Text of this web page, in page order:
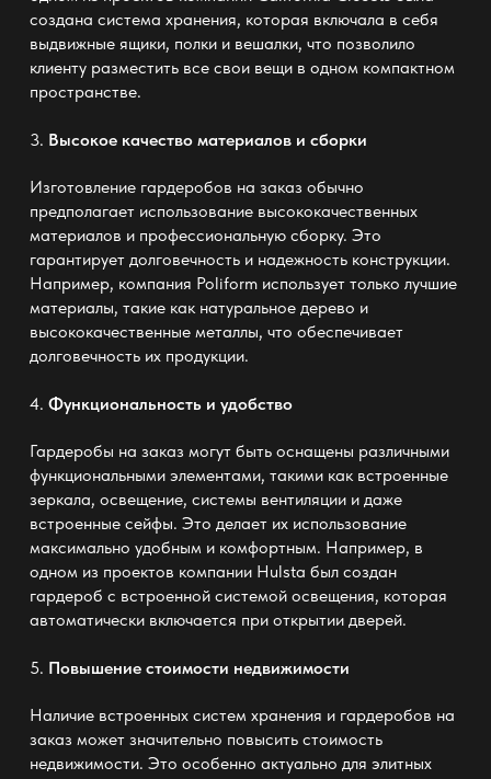
создана система хранения, которая включала в себя
выдвижные ящики, полки и вешалки, что позволило
клиенту разместить все свои вещи в одном компактном
пространстве.
3. Высокое качество материалов и сборки
Изготовление гардеробов на заказ обычно
предполагает использование высококачественных
материалов и профессиональную сборку. Это
гарантирует долговечность и надежность конструкции.
Например, компания Poliformиспользует только лучшие
материалы, такие как натуральное дерево и
высококачественные металлы, что обеспечивает
долговечность их продукции.
4. Функциональность и удобство
Гардеробы на заказ могут быть оснащены различными
функциональными элементами, такими как встроенные
зеркала, освещение, системы вентиляции и даже
встроенные сейфы. Это делает их использование
максимально удобным и комфортным. Например, в
одном из проектов компании Hulsta был создан
гардероб с встроенной системой освещения, которая
автоматически включается при открытии дверей.
5. Повышение стоимости недвижимости
Наличие встроенных систем хранения и гардеробов на
заказ может значительно повысить стоимость
недвижимости. Это особенно актуально для элитных